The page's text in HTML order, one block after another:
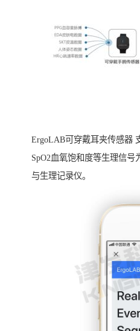
ErgoLAB可穿戴耳夹传感器
SpO2血氧饱和度等生理信号
与生理记录仪。